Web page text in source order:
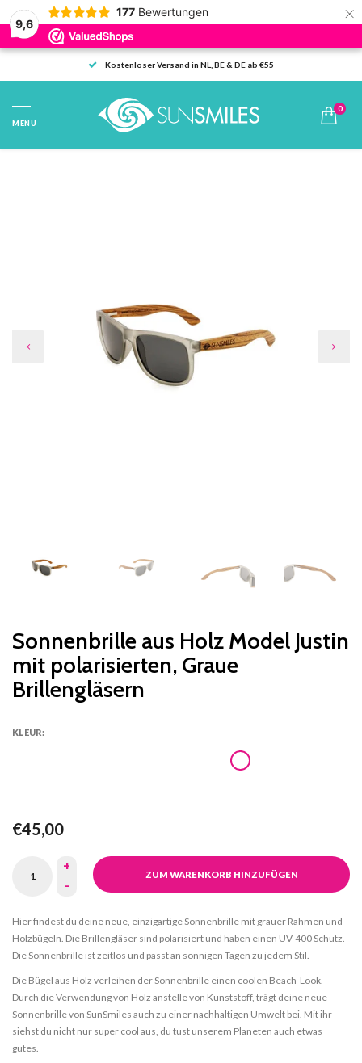
9,6
177 Bewertungen ×
Kostenloser Versand in NL, BE & DE ab €55
MENU
0
Sonnenbrille aus Holz Model Justin
mit polarisierten, Graue
Brillengläsern
KLEUR:
€45,00
+
-
ZUM WARENKORB HINZUFÜGEN
Hier findest du deine neue, einzigartige Sonnenbrille mit grauer Rahmen und
Holzbügeln. Die Brillengläser sind polarisiert und haben einen UV-400 Schutz.
Die Sonnenbrille ist zeitlos und passt an sonnigen Tagen zu jedem Stil.
Die Bügel aus Holz verleihen der Sonnenbrille einen coolen Beach-Look.
Durch die Verwendung von Holz anstelle von Kunststoff, trägt deine neue
Sonnenbrille von SunSmiles auch zu einer nachhaltigen Umwelt bei. Mit ihr
siehst du nicht nur super cool aus, du tust unserem Planeten auch etwas
gutes.